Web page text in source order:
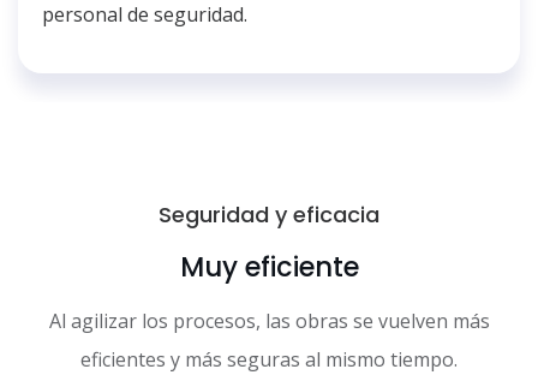
personal de seguridad.
Seguridad y eficacia
Muy eficiente
Al agilizar los procesos, las obras se vuelven más
eficientes y más seguras al mismo tiempo.